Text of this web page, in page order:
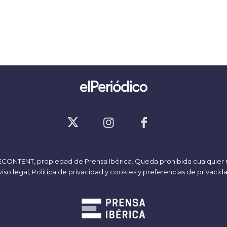
, propiedad de Prensa Ibérica. Queda prohibida cualquier
legal, Política de privacidad y cookiesy preferencias de